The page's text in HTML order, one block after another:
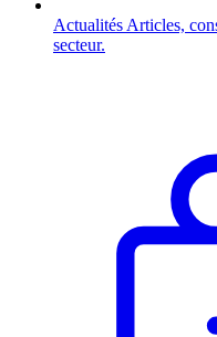
Actualités Articles,
secteur.